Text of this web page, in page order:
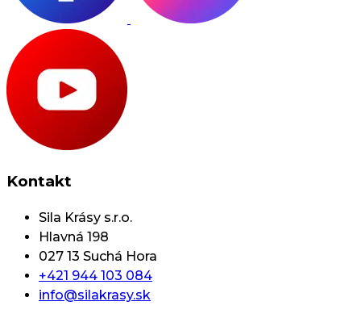
Kontakt
Sila Krásy s.r.o.
Hlavná 198
027 13 Suchá Hora
+421 944 103 084
info@silakrasy.sk